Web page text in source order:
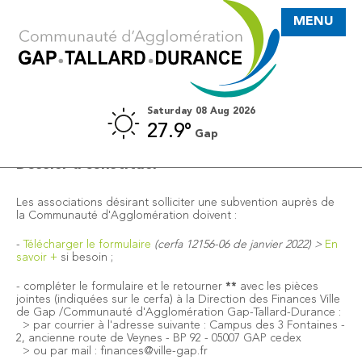
Saturday 08 Aug 2026
27.9° Gap
MENU
SUBVENTIONS AUX ASSOCIATIONS
Dossier à constituer
Les associations désirant solliciter une subvention auprès de
la Communauté d'Agglomération doivent :
- Télécharger le formulaire (cerfa 12156-06 de janvier 2022) > En
savoir + si besoin ;
- compléter le formulaire et le retourner ** avec les pièces
jointes (indiquées sur le cerfa) à la Direction des Finances Ville
de Gap /Communauté d'Agglomération Gap-Tallard-Durance :
> par courrier à l'adresse suivante : Campus des 3 Fontaines -
2, ancienne route de Veynes - BP 92 - 05007 GAP cedex
> ou par mail : finances@ville-gap.fr